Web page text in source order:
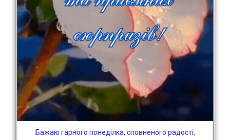
Бажаю гарного понеділка, сповненого радості,